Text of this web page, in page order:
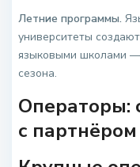
Летние программы.
университеты
языковыми школами —
сезона.
Операторы:
с партнёром